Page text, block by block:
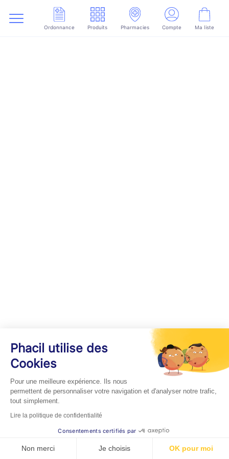
Ordonnance Produits Pharmacies Compte Ma liste
Phacil utilise des
Cookies
Pour une meilleure expérience. Ils nous
permettent de personnaliser votre navigation et d'analyser notre trafic,
tout simplement.
Lire la politique de confidentialité
Consentements certifiés par
Non merci Je choisis OK pour moi